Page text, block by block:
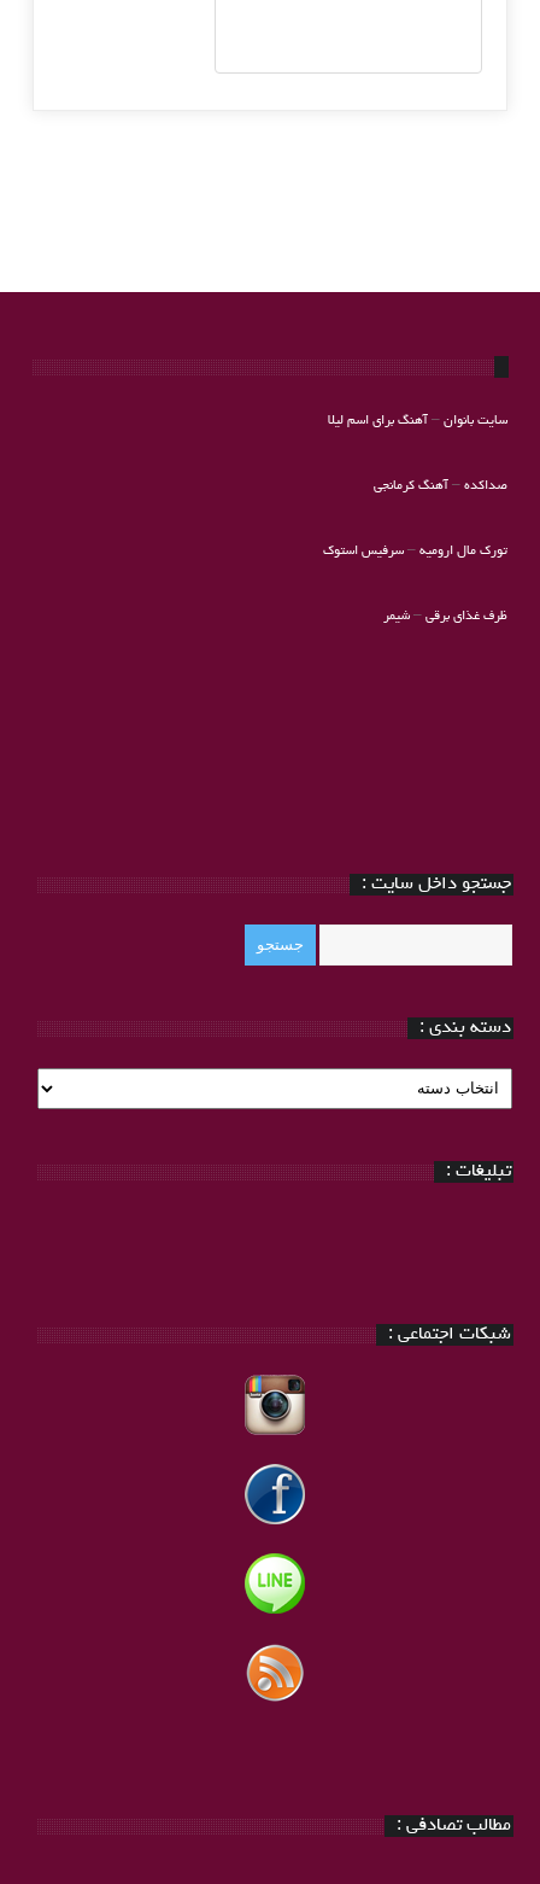
سایت بانوان– آهنگ برای اسم لیلا
صداکده– آهنگ کرمانجی
تورک مال ارومیه–سرفیس استوک
ظرف غذای برقی– شیمر
جستجو داخل سایت :
دسته بندی :
دسته
بندی
تبلیغات :
شبکات اجتماعی :
مطالب تصادفی :